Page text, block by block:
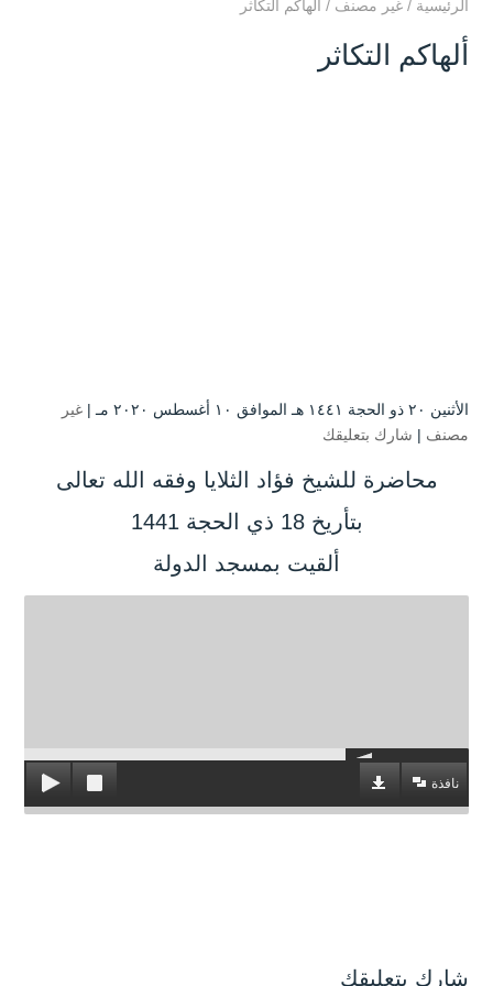
الرئيسية / غير مصنف / ألهاكم التكاثر
ألهاكم التكاثر
الأثنين ۲۰ ذو الحجة ۱٤٤۱ هـ الموافق ۱۰ أغسطس ۲۰۲۰ مـ |
غير
مصنف | شارك بتعليقك
محاضرة للشيخ فؤاد الثلايا وفقه الله تعالى
بتأريخ 18 ذي الحجة 1441
ألقيت بمسجد الدولة
نافذة
شارك بتعليقك